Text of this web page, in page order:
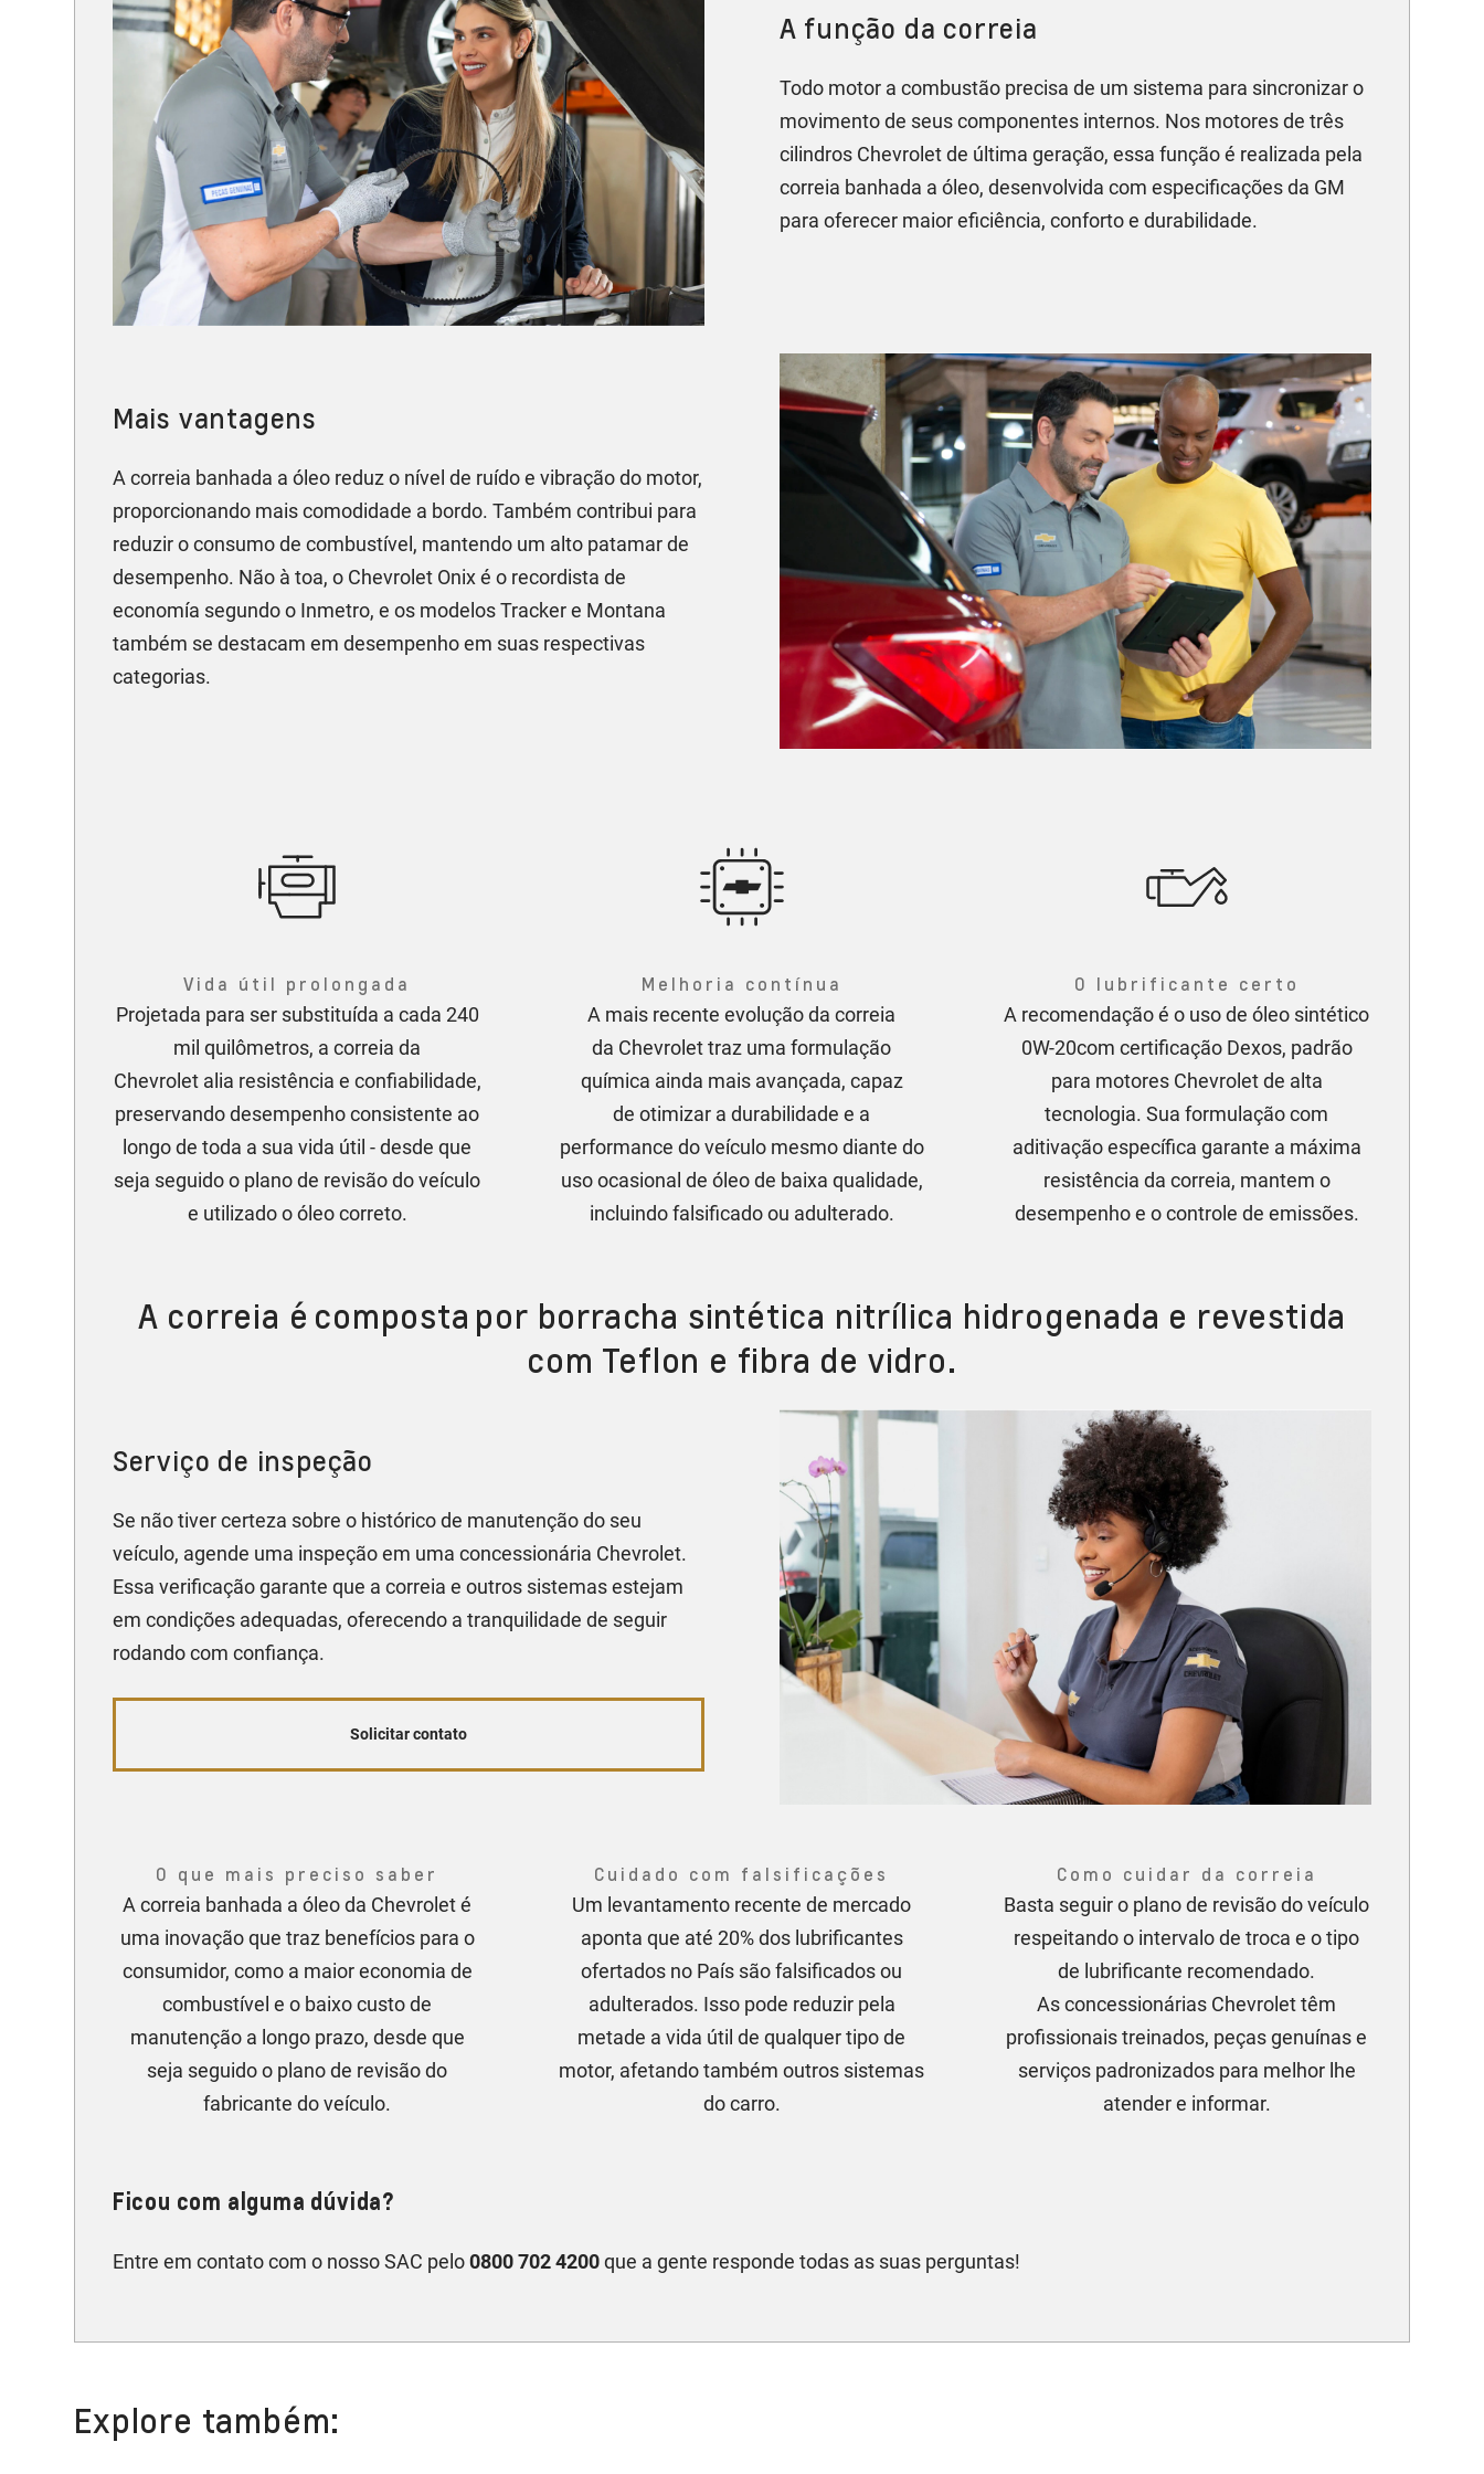
A função da correia
Todo motor a combustão precisa de um sistema para sincronizar o
movimento de seus componentes internos. Nos motores de três
cilindros Chevrolet de última geração, essa função é realizada pela
correia banhada a óleo, desenvolvida com especificações da GM
para oferecer maior eficiência, conforto e durabilidade.
Mais vantagens
A correia banhada a óleo reduz o nível de ruído e vibração do motor,
proporcionando mais comodidade a bordo. Também contribui para
reduzir o consumo de combustível, mantendo um alto patamar de
desempenho. Não à toa, o Chevrolet Onix é o recordista de
economía segundo o Inmetro, e os modelos Tracker e Montana
também se destacam em desempenho em suas respectivas
categorias.
Vida útil prolongada
Projetada para ser substituída a cada 240
mil quilômetros, a correia da
Chevrolet alia resistência e confiabilidade,
preservando desempenho consistente ao
longo de toda a sua vida útil - desde que
seja seguido o plano de revisão do veículo
e utilizado o óleo correto.
Melhoria contínua
A mais recente evolução da correia
da Chevrolet traz uma formulação
química ainda mais avançada, capaz
de otimizar a durabilidade e a
performance do veículo mesmo diante do
uso ocasional de óleo de baixa qualidade,
incluindo falsificado ou adulterado.
O lubrificante certo
A recomendação é o uso de óleo sintético
0W-20com certificação Dexos, padrão
para motores Chevrolet de alta
tecnologia. Sua formulação com
aditivação específica garante a máxima
resistência da correia, mantem o
desempenho e o controle de emissões.
A correia é composta por borracha sintética nitrílica hidrogenada e revestida
com Teflon e fibra de vidro.
Serviço de inspeção
Se não tiver certeza sobre o histórico de manutenção do seu
veículo, agende uma inspeção em uma concessionária Chevrolet.
Essa verificação garante que a correia e outros sistemas estejam
em condições adequadas, oferecendo a tranquilidade de seguir
rodando com confiança.
Solicitar contato
O que mais preciso saber
A correia banhada a óleo da Chevrolet é
uma inovação que traz benefícios para o
consumidor, como a maior economia de
combustível e o baixo custo de
manutenção a longo prazo, desde que
seja seguido o plano de revisão do
fabricante do veículo.
Cuidado com falsificações
Um levantamento recente de mercado
aponta que até 20% dos lubrificantes
ofertados no País são falsificados ou
adulterados. Isso pode reduzir pela
metade a vida útil de qualquer tipo de
motor, afetando também outros sistemas
do carro.
Como cuidar da correia
Basta seguir o plano de revisão do veículo
respeitando o intervalo de troca e o tipo
de lubrificante recomendado.
As concessionárias Chevrolet têm
profissionais treinados, peças genuínas e
serviços padronizados para melhor lhe
atender e informar.
Ficou com alguma dúvida?
Entre em contato com o nosso SAC pelo0800 702 4200que a gente responde todas as suas perguntas!
Explore também: